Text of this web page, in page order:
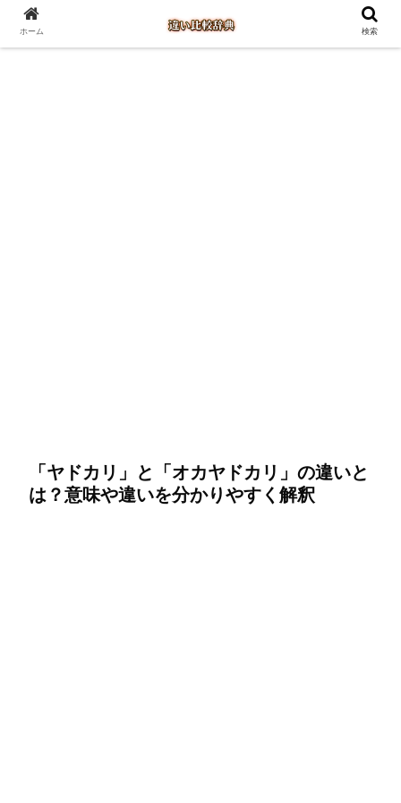
「ヤドカリ」と「オカヤドカリ」の違いと
は？意味や違いを分かりやすく解釈
ホーム 検索